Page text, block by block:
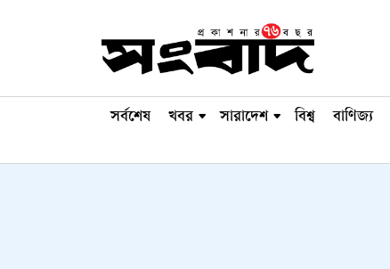
সর্বশেষ খবর সারাদেশ বিশ্ব বাণিজ্য